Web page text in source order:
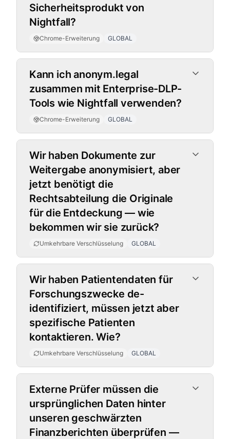
Sicherheitsprodukt von
Nightfall?
Chrome-Erweiterung GLOBAL
Kann ich anonym.legal
zusammen mit Enterprise-DLP-
Tools wie Nightfall verwenden?
Chrome-Erweiterung GLOBAL
Umkehrbare Verschlüsselung
Wir haben Dokumente zur
Weitergabe anonymisiert, aber
jetzt benötigt die
Rechtsabteilung die Originale
für die Entdeckung — wie
bekommen wir sie zurück?
Umkehrbare Verschlüsselung GLOBAL
Wir haben Patientendaten für
Forschungszwecke de-
identifiziert, müssen jetzt aber
spezifische Patienten
kontaktieren. Wie?
Umkehrbare Verschlüsselung GLOBAL
Externe Prüfer müssen die
ursprünglichen Daten hinter
unseren geschwärzten
Finanzberichten überprüfen —